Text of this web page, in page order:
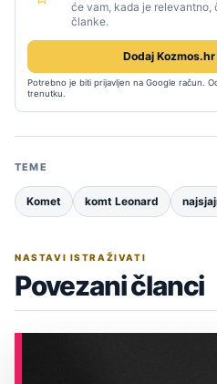
će vam, kada je
članke.
Dodaj Kozmos.hr
Potrebno je biti prijavljen na Google račun.
trenutku.
TEME
Komet komt Leonard
NASTAVI ISTRAŽIVATI
Povezani članci